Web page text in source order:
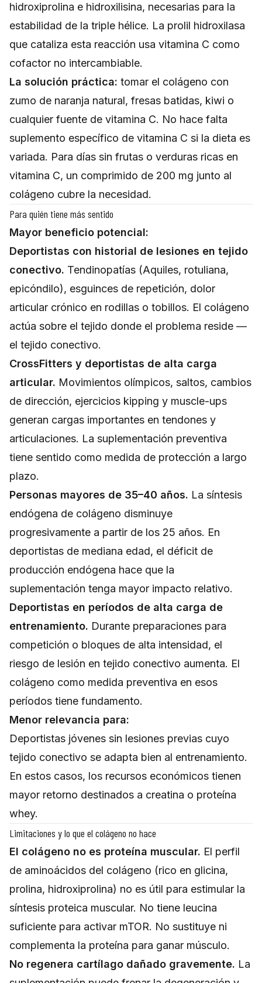
hidroxiprolina e hidroxilisina, necesarias para la
estabilidad de la triple hélice. La prolil hidroxilasa
que cataliza esta reacción usa vitamina C como
cofactor no intercambiable.
La solución práctica: tomar el colágeno con
zumo de naranja natural, fresas batidas, kiwi o
cualquier fuente de vitamina C. No hace falta
suplemento específico de vitamina C si la dieta es
variada. Para días sin frutas o verduras ricas en
vitamina C, un comprimido de 200 mg junto al
colágeno cubre la necesidad.
Para quién tiene más sentido
Mayor beneficio potencial:
Deportistas con historial de lesiones en tejido
conectivo. Tendinopatías (Aquiles, rotuliana,
epicóndilo), esguinces de repetición, dolor
articular crónico en rodillas o tobillos. El colágeno
actúa sobre el tejido donde el problema reside —
el tejido conectivo.
CrossFitters y deportistas de alta carga
articular. Movimientos olímpicos, saltos, cambios
de dirección, ejercicios kipping y muscle-ups
generan cargas importantes en tendones y
articulaciones. La suplementación preventiva
tiene sentido como medida de protección a largo
plazo.
Personas mayores de 35–40 años. La síntesis
endógena de colágeno disminuye
progresivamente a partir de los 25 años. En
deportistas de mediana edad, el déficit de
producción endógena hace que la
suplementación tenga mayor impacto relativo.
Deportistas en períodos de alta carga de
entrenamiento. Durante preparaciones para
competición o bloques de alta intensidad, el
riesgo de lesión en tejido conectivo aumenta. El
colágeno como medida preventiva en esos
períodos tiene fundamento.
Menor relevancia para:
Deportistas jóvenes sin lesiones previas cuyo
tejido conectivo se adapta bien al entrenamiento.
En estos casos, los recursos económicos tienen
mayor retorno destinados a creatina o proteína
whey.
Limitaciones y lo que el colágeno no hace
El colágeno no es proteína muscular. El perfil
de aminoácidos del colágeno (rico en glicina,
prolina, hidroxiprolina) no es útil para estimular la
síntesis proteica muscular. No tiene leucina
suficiente para activar mTOR. No sustituye ni
complementa la proteína para ganar músculo.
No regenera cartílago dañado gravemente. La